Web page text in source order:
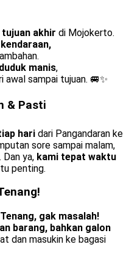
akhir di Mojokerto.
duduk manis,
awal sampai tujuan. 🚐✨
& Pasti
hari dari Pangandaran ke
sore sampai malam,
ya, kami tepat waktu
penting.
gak masalah!
barang, bahkan galon
dan masukin ke bagasi